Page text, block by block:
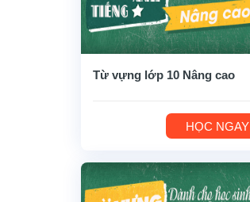
Từ vựng lớp 10 Nâng cao
HỌC NGAY